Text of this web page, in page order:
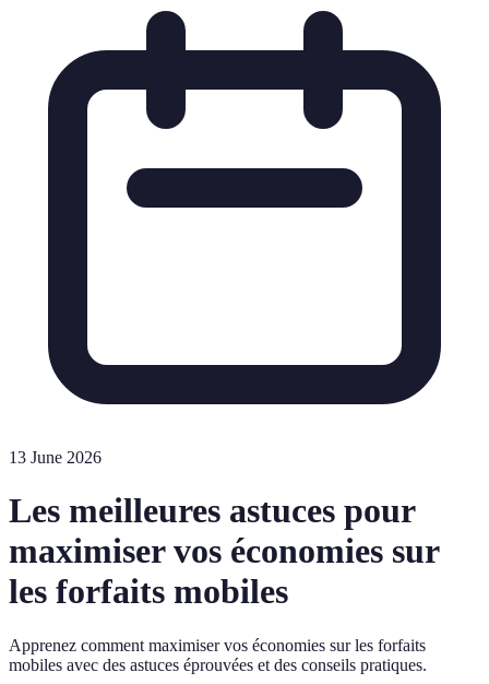
13 June 2026
Les meilleures astuces pour
maximiser vos économies sur
les forfaits mobiles
Apprenez comment maximiser vos économies sur les forfaits
mobiles avec des astuces éprouvées et des conseils pratiques.